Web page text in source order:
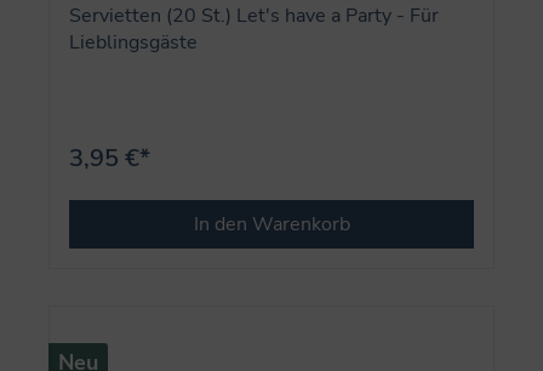
Servietten (20 St.) Let's have a Party - Für
Lieblingsgäste
3,95 €*
In den Warenkorb
Neu